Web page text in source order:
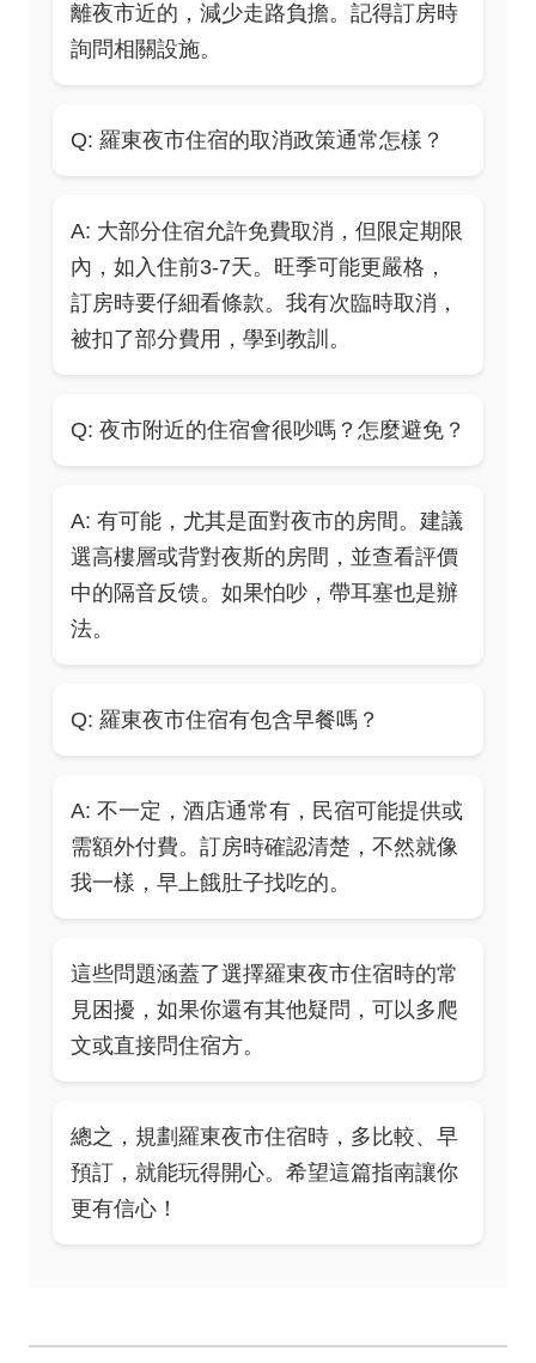
離夜市近的，減少走路負擔。記得訂房時
詢問相關設施。
Q: 羅東夜市住宿的取消政策通常怎樣？
A: 大部分住宿允許免費取消，但限定期限
內，如入住前3-7天。旺季可能更嚴格，
訂房時要仔細看條款。我有次臨時取消，
被扣了部分費用，學到教訓。
Q: 夜市附近的住宿會很吵嗎？怎麼避免？
A: 有可能，尤其是面對夜市的房間。建議
選高樓層或背對夜斯的房間，並查看評價
中的隔音反馈。如果怕吵，帶耳塞也是辦
法。
Q: 羅東夜市住宿有包含早餐嗎？
A: 不一定，酒店通常有，民宿可能提供或
需額外付費。訂房時確認清楚，不然就像
我一樣，早上餓肚子找吃的。
這些問題涵蓋了選擇羅東夜市住宿時的常
見困擾，如果你還有其他疑問，可以多爬
文或直接問住宿方。
總之，規劃羅東夜市住宿時，多比較、早
預訂，就能玩得開心。希望這篇指南讓你
更有信心！